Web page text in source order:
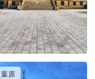
原